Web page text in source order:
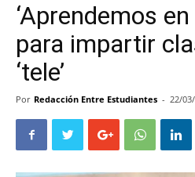
‘Aprendemos
para impartir
‘tele’
Por Redacción Entre Estudiantes - 22/